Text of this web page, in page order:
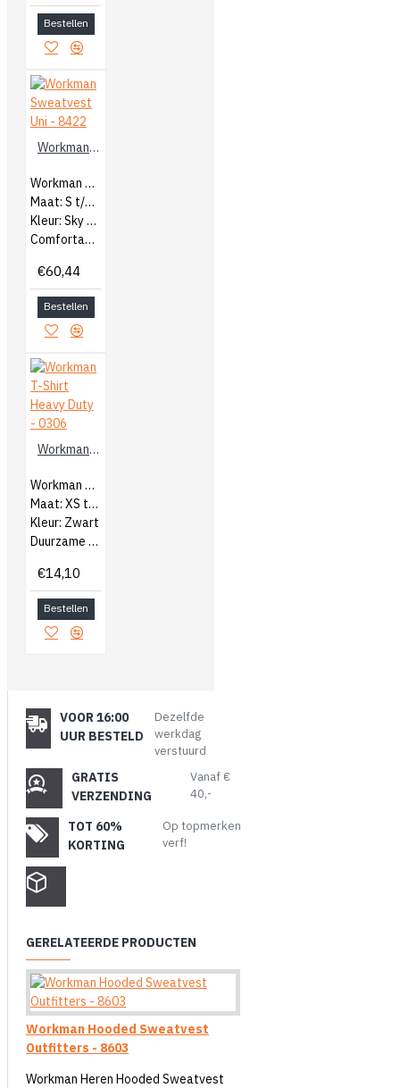
Bestellen
Workman Sweatvest Uni - 8422
Workman Heren Hooded Sweatvest
Maat: S t/m 5XL
Kleur: Sky blue
Comfortabel vest met capuchon
€60,44
Bestellen
Workman T-Shirt Heavy Duty - 0306
Workman Heren T-Shirt Heavy Duty
Maat: XS t/m 5XL
Kleur: Zwart
Duurzame kwaliteit katoen
€14,10
Bestellen
VOOR 16:00
UUR BESTELD
Dezelfde
werkdag
verstuurd
GRATIS
VERZENDING
Vanaf €
40,-
TOT 60%
KORTING
Op topmerken
verf!
GERELATEERDE PRODUCTEN
Workman Hooded Sweatvest
Outfitters - 8603
Workman Heren Hooded Sweatvest